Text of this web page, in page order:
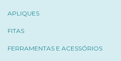
APLIQUES
FITAS
FERRAMENTAS E ACESSÓRIOS